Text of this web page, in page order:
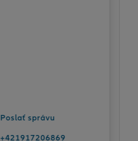
Poslať správu
+421917206869